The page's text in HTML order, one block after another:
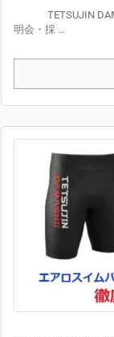
TETSUJIN
明会・採 ...